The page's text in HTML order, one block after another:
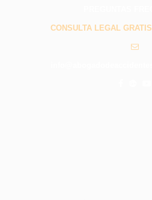
CONSULTA LEGAL GRATIS